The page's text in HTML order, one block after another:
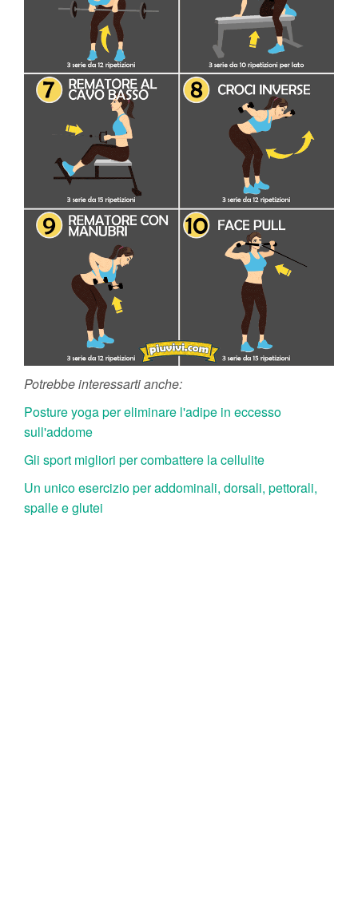
Potrebbe interessarti anche:
Posture yoga per eliminare l'adipe in eccesso
sull'addome
Gli sport migliori per combattere la cellulite
Un unico esercizio per addominali, dorsali, pettorali,
spalle e glutei